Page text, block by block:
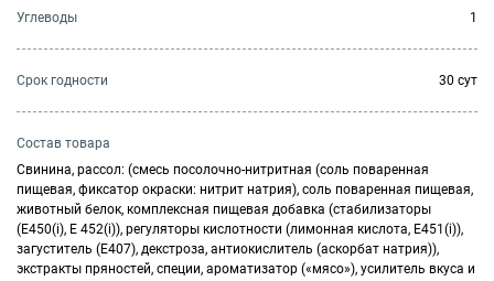
Углеводы 1
Cрок годности 30 сут
Состав товара
Свинина, рассол: (смесь посолочно-нитритная (соль поваренная
пищевая, фиксатор окраски: нитрит натрия), соль поваренная пищевая,
животный белок, комплексная пищевая добавка (стабилизаторы
(Е450(i), Е 452(i)), регуляторы кислотности (лимонная кислота, Е451(i)),
загуститель (Е407), декстроза, антиокислитель (аскорбат натрия)),
экстракты пряностей, специи, ароматизатор («мясо»), усилитель вкуса и